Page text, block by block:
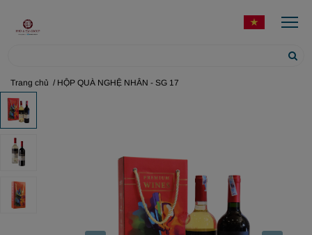
Trang chủ / HỘP QUÀ NGHỆ NHÂN - SG 17